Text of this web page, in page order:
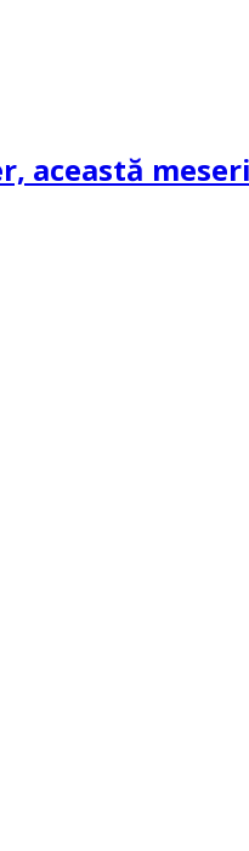
această